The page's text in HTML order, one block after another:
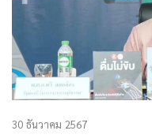
30 ธันวาคม 2567